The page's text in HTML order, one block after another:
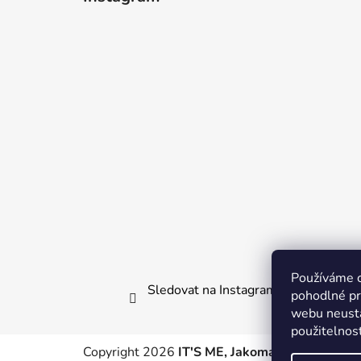
Používáme
pohodlné
webu
Sledovat na Instagramu
Copyright 2026 IT'S ME, Jakomama.cz.